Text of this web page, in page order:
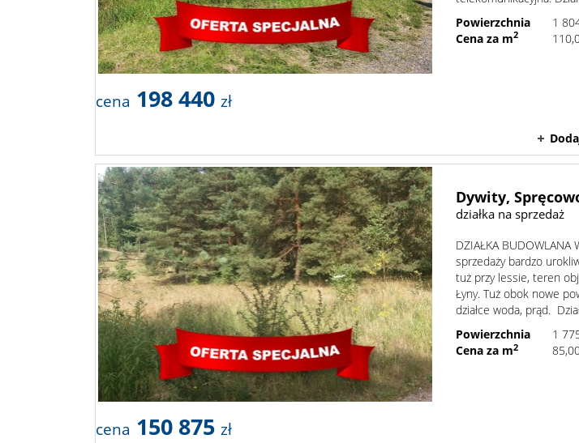
Powierzchnia
1
Cena za m2
cena 198 440 zł
Dywity,
działka na sprzedaż
DZIAŁKA BUDOWLANA
sprzedaży bardzo
tuż przy lessie, teren
Łyny. Tuż obok nowe
działce woda, prąd.
Powierzchnia
1
Cena za m2
cena 150 875 zł